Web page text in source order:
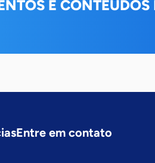
E CONTEÚDOS
Entre em contato